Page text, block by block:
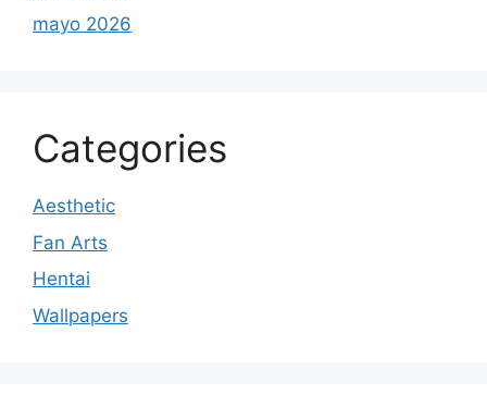
mayo 2026
Categories
Aesthetic
Fan Arts
Hentai
Wallpapers